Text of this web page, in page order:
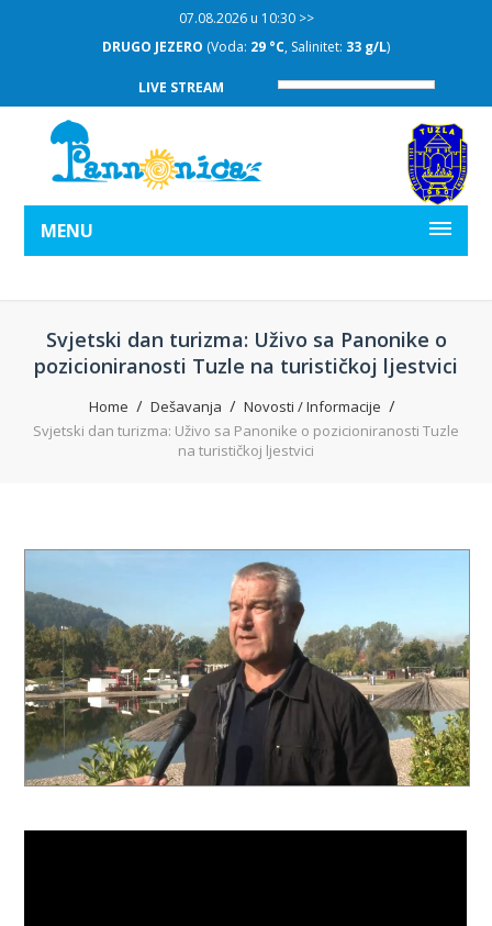
07.08.2026 u 10:30 >>
DRUGO JEZERO (Voda: 29 °C, Salinitet: 33 g/L)
LIVE STREAM
MENU
Svjetski dan turizma: Uživo sa Panonike o
pozicioniranosti Tuzle na turističkoj ljestvici
Home Dešavanja
Novosti / Informacije
Svjetski dan turizma: Uživo sa Panonike o pozicioniranosti Tuzle
na turističkoj ljestvici